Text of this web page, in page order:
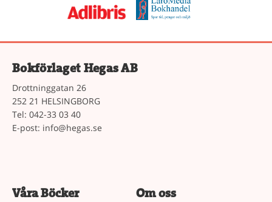
Bokförlaget Hegas AB
Drottninggatan 26
252 21 HELSINGBORG
Tel: 042-33 03 40
E-post: info@hegas.se
Våra Böcker Om oss